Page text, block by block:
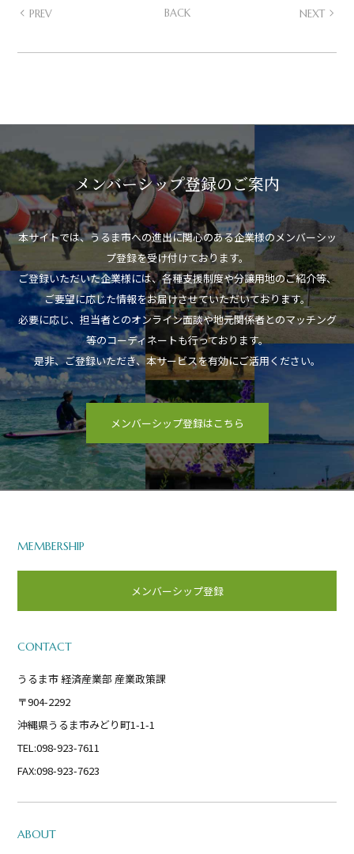
PREV NEXT
BACK
メンバーシップ登録のご案内
本サイトでは、うるま市への進出に関心のある企業様のメンバーシッ
プ登録を受け付けております。
ご登録いただいた企業様には、各種支援制度や分譲用地のご紹介等、
ご要望に応じた情報をお届けさせていただいております。
必要に応じ、担当者とのオンライン面談や地元関係者とのマッチング
等のコーディネートも行っております。
是非、ご登録いただき、本サービスを有効にご活用ください。
メンバーシップ登録はこちら
ABOUT
MEMBERSHIP
メンバーシップ登録
CONTACT
うるま市 経済産業部 産業政策課
〒904-2292
沖縄県うるま市みどり町1-1-1
TEL:098-923-7611
FAX:098-923-7623